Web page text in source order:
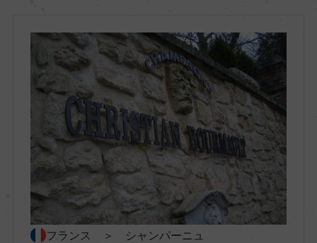
地区名
村名
スパークリングワイン
フランス ＞ シャンパーニュ